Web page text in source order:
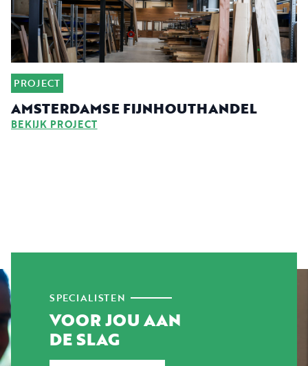
PROJECT
AMSTERDAMSE FIJNHOUTHANDEL
BEKIJK PROJECT
SPECIALISTEN
VOOR JOU AAN
DE SLAG